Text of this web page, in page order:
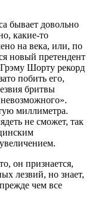
бывает довольно
какие-то
на века, или, по
новый претендент
Шорту рекорд
побить его,
бритвы
миллиметра.
не сможет, так
он признается,
лезвий, но знает,
чем все